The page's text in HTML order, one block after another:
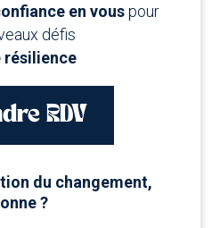
en vouspour
défis
résilience
RDV
du changement,
?